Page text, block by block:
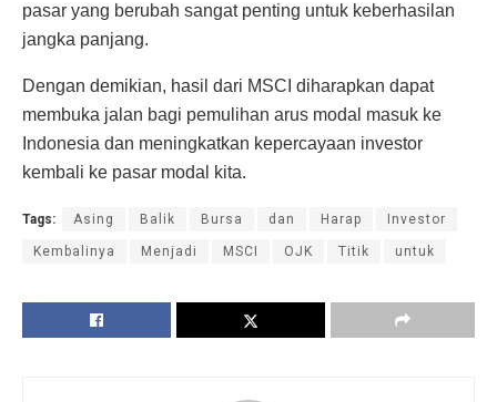
pasar yang berubah sangat penting untuk keberhasilan
jangka panjang.
Dengan demikian, hasil dari MSCI diharapkan dapat
membuka jalan bagi pemulihan arus modal masuk ke
Indonesia dan meningkatkan kepercayaan investor
kembali ke pasar modal kita.
Tags: Asing Balik Bursa dan Harap Investor
Kembalinya Menjadi MSCI OJK Titik untuk